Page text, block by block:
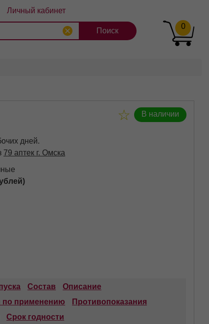
Личный кабинет
0
10
В наличии
дней.
79 аптек г. Омска
Состав
Описание
по применению
Противопоказания
Срок годности